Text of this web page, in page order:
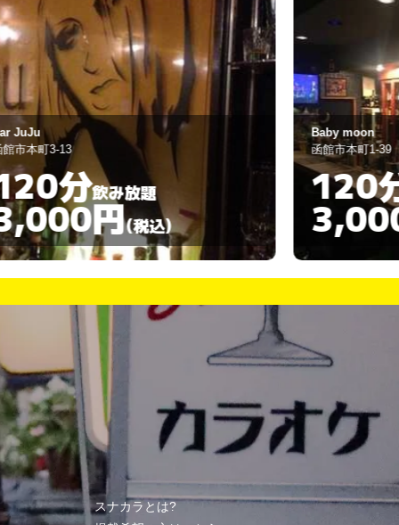
JuJu
市本町3-13
分飲み放題
円(税込)
Baby moon
函館市本町1-39
120
スナカラとは?